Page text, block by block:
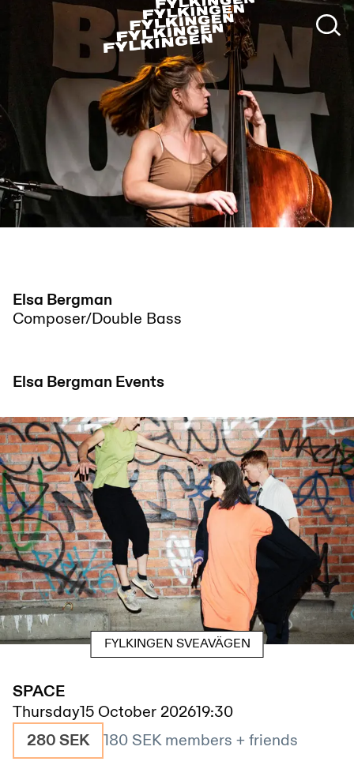
Elsa Bergman
Composer/Double Bass
Elsa Bergman Events
FYLKINGEN SVEAVÄGEN
SPACE
Thursday15 October 202619:30
280 SEK
180 SEKmembers + friends